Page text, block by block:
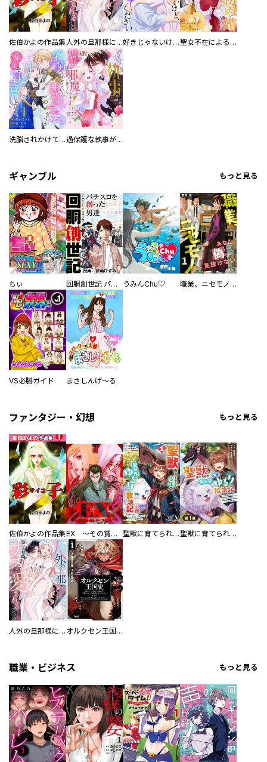
佐伯かよの作品集 人外の旦那様に娶られ毎晩ナカまで愛される…。アンソロジー 好きじゃないけど、抱いてください【電子単行本版／特典おまけ付き】 聖女不在による仮初め婚なのに、不器用な王太子に溺愛されています【電子単行本版／特典おまけ付き】
洗脳されかけていた悪役令嬢ですが家出を決意しました。【電子単行本版／特典おまけ付き】 過保護な執事が私の婚活を邪魔してきます！ 分冊版
ギャンブル もっと見る
ちぃ 回胴創世記 パチスロを創った男達 うみんChu♡ 職業、ニセモノ～あなたに偽は見抜けない【電子単行本版】
VS必勝ガイド まさしんげ～る
ファンタジー・幻想 もっと見る
佐伯かよの作品集 EX ～その賞金稼ぎは、世界の出口を探す～【単行本版】 聖獣に育てられた少年の異世界ゆるり放浪記～神様からもらったチート魔法で、仲間たちとスローライフを満喫中～ 聖獣に育てられた少年の異世界ゆるり放浪記～神様からもらったチート魔法で、仲間たちとスローライフを満喫中～【分冊版】
人外の旦那様に娶られ毎晩ナカまで愛される…。アンソロジー オルクセン王国史
職業・ビジネス もっと見る